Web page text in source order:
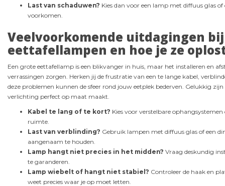
Last van schaduwen? Kies dan voor een lamp met diffuus glas
voorkomen.
Veelvoorkomende uitdagingen
eettafellampen en hoe je ze
Een grote eettafellamp is een blikvanger in huis, maar het installeren en
verrassingen zorgen. Herken jij de frustratie van een te lange kabel,
deze problemen kunnen de sfeer rond jouw eetplek bederven. Gelukkig
verlichting perfect op maat maakt.
Kabel te lang of te kort? Kies voor verstelbare
ruimte.
Last van verblinding? Gebruik lampen met diffuus glas of een
aangenaam te houden.
Lamp hangt niet precies in het midden? Vraag deskundig
te garanderen.
Lamp wiebelt of hangt niet stabiel? Controleer de haak en
weet precies waar je op moet letten.